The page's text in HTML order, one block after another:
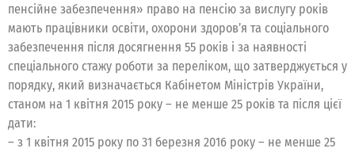
пенсійне забезпечення» право на пенсію за вислугу років
мають працівники освіти, охорони здоров’я та соціального
забезпечення після досягнення 55 років і за наявності
спеціального стажу роботи за переліком, що затверджується у
порядку, який визначається Кабінетом Міністрів України,
станом на 1 квітня 2015 року – не менше 25 років та після цієї
дати:
– з 1 квітня 2015 року по 31 березня 2016 року – не менше 25